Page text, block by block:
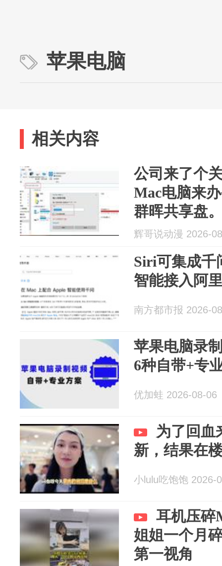
苹果电脑
相关内容
公司来了个
Mac电脑来
群晖共享盘
辉哥说动漫 2026-
Siri可集成千
智能接入阿
南方都市报 2026-
苹果电脑录
6种自带+专
优加蛙 2026-08-06
为了回血
新，结果在
小lulu吃饱饱 2026-
耳机压碎
姐姐一个月
第一视角